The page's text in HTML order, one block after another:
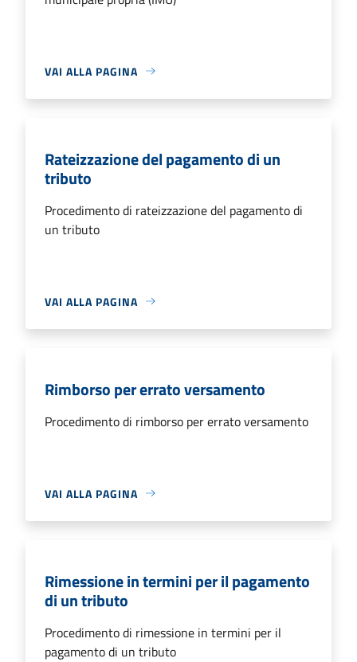
VAI ALLA PAGINA
Rateizzazione del pagamento di un
tributo
Procedimento di rateizzazione del pagamento di
un tributo
VAI ALLA PAGINA
Rimborso per errato versamento
Procedimento di rimborso per errato versamento
VAI ALLA PAGINA
Rimessione in termini per il pagamento
di un tributo
Procedimento di rimessione in termini per il
pagamento di un tributo